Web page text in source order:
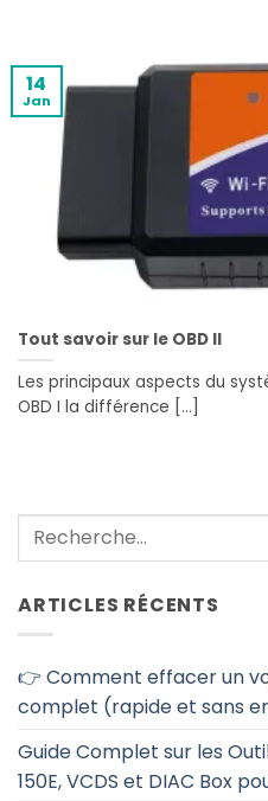
Tout savoir sur le OBD II
Les principaux aspects du
OBD I la différence [...]
14
Jan
ARTICLES RÉCENTS
👉 Comment effacer un
complet (rapide et sans
Guide Complet sur les
150E, VCDS et DIAC Box